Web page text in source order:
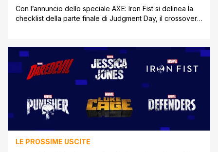
Con l’annuncio dello speciale AXE: Iron Fist si delinea la
checklist della parte finale di Judgment Day, il crossover
Fist #1 della scrittrice Alyssa Wong e dell'artista Michael
YG, il team creativo dietro la miniserie Iron Fist che [']
LE PROSSIME USCITE